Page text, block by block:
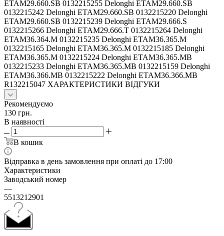
ETAM29.660.SB 0132215255 Delonghi ETAM29.660.SB
0132215242 Delonghi ETAM29.660.SB 0132215220 Delonghi
ETAM29.660.SB 0132215239 Delonghi ETAM29.666.S
0132215266 Delonghi ETAM29.666.T 0132215264 Delonghi
ETAM36.364.M 0132215235 Delonghi ETAM36.365.M
0132215165 Delonghi ETAM36.365.M 0132215185 Delonghi
ETAM36.365.M 0132215224 Delonghi ETAM36.365.MB
0132215233 Delonghi ETAM36.365.MB 0132215159 Delonghi
ETAM36.366.MB 0132215222 Delonghi ETAM36.366.MB
R132215047 ХАРАКТЕРИСТИКИ ВІДГУКИ
Рекомендуємо
130 грн.
В наявності
В кошик
Відправка в день замовлення при оплаті до 17:00
Характеристики
Заводський номер
—
5513212901